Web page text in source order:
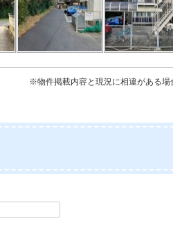
※物件掲載内容と現況に相違がある場